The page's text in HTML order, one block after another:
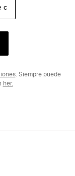
. Siempre puede
her.